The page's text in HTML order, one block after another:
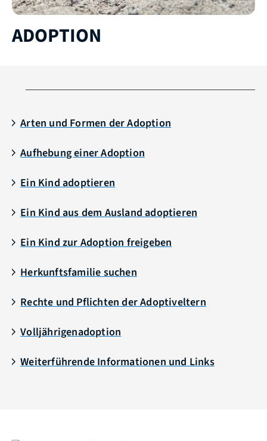
ADOPTION
Arten und Formen der Adoption
Aufhebung einer Adoption
Ein Kind adoptieren
Ein Kind aus dem Ausland adoptieren
Ein Kind zur Adoption freigeben
Herkunftsfamilie suchen
Rechte und Pflichten der Adoptiveltern
Volljährigenadoption
Weiterführende Informationen und Links